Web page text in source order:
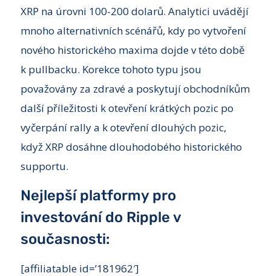
XRP na úrovni 100-200 dolarů. Analytici uvádějí
mnoho alternativních scénářů, kdy po vytvoření
nového historického maxima dojde v této době
k pullbacku. Korekce tohoto typu jsou
považovány za zdravé a poskytují obchodníkům
další příležitosti k otevření krátkých pozic po
vyčerpání rally a k otevření dlouhých pozic,
když XRP dosáhne dlouhodobého historického
supportu.
Nejlepší platformy pro
investování do Ripple v
současnosti:
[affiliatable id=’181962′]